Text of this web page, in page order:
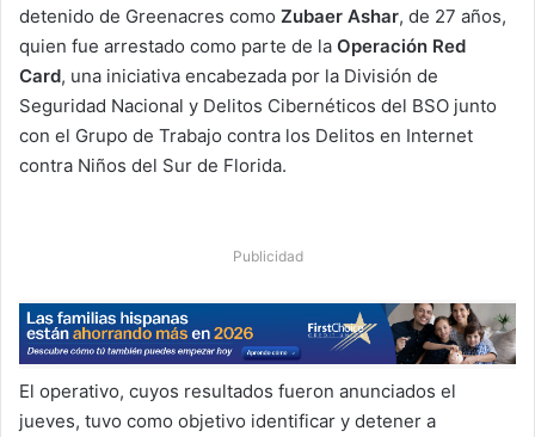
detenido de Greenacres como Zubaer Ashar, de 27 años,
quien fue arrestado como parte de la Operación Red
Card, una iniciativa encabezada por la División de
Seguridad Nacional y Delitos Cibernéticos del BSO junto
con el Grupo de Trabajo contra los Delitos en Internet
contra Niños del Sur de Florida.
Publicidad
El operativo, cuyos resultados fueron anunciados el
jueves, tuvo como objetivo identificar y detener a